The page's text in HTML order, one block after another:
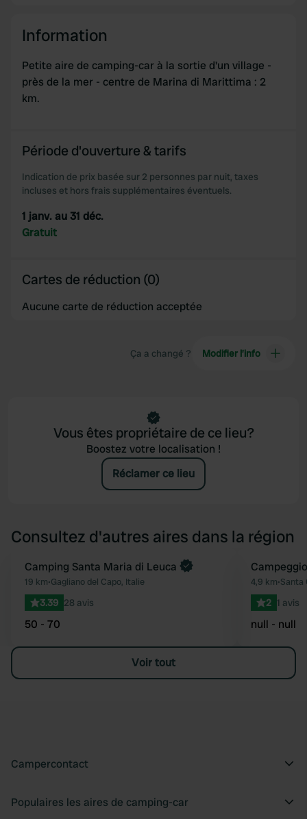
our social media, advertising and analytics partners who
provided to them or that they’ve collected from your use
of their services.
Information
Petite aire de camping-car à la sortie d'un village -
près de la mer - centre de Marina di Marittima : 2
km.
Période d'ouverture & tarifs
Indication de prix basée sur 2 personnes par nuit, taxes
incluses et hors frais supplémentaires éventuels.
1 janv. au 31 déc.
Gratuit
Cartes de réduction (0)
Aucune carte de réduction acceptée
Ça a changé ? Modifier l’info
Vous êtes propriétaire de ce lieu?
Boostez votre localisation !
Réclamer ce lieu
Consultez d'autres aires dans la région
Préféré
Reserve maintenant
Camping Santa Maria di Leuca
19 km•Gagliano del Capo, Italie
3.39 28 avis
50 - 70
4,9 km•Santa
2 1 avis
null - null
Voir tout
Campercontact
Populaires les aires de camping-car